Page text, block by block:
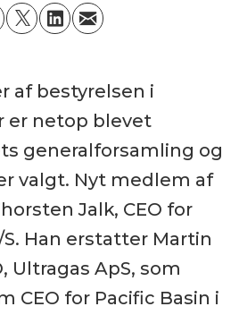
af bestyrelsen i
er netop blevet
generalforsamling og
valgt. Nyt medlem af
Jalk, CEO for
Han erstatter Martin
Ultragas ApS, som
CEO for Pacific Basin i